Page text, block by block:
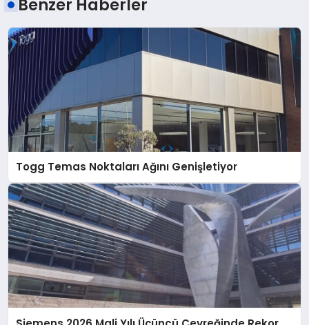
Benzer Haberler
Togg Temas Noktaları Ağını Genişletiyor